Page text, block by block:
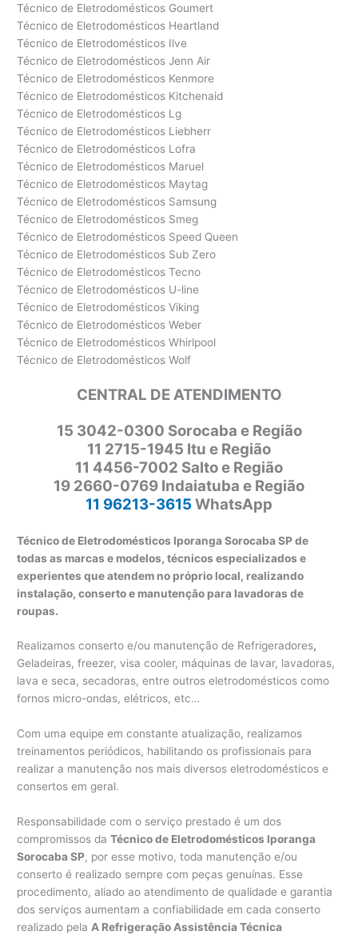
Técnico de Eletrodomésticos Goumert
Técnico de Eletrodomésticos Heartland
Técnico de Eletrodomésticos Ilve
Técnico de Eletrodomésticos Jenn Air
Técnico de Eletrodomésticos Kenmore
Técnico de Eletrodomésticos Kitchenaid
Técnico de Eletrodomésticos Lg
Técnico de Eletrodomésticos Liebherr
Técnico de Eletrodomésticos Lofra
Técnico de Eletrodomésticos Maruel
Técnico de Eletrodomésticos Maytag
Técnico de Eletrodomésticos Samsung
Técnico de Eletrodomésticos Smeg
Técnico de Eletrodomésticos Speed Queen
Técnico de Eletrodomésticos Sub Zero
Técnico de Eletrodomésticos Tecno
Técnico de Eletrodomésticos U-line
Técnico de Eletrodomésticos Viking
Técnico de Eletrodomésticos Weber
Técnico de Eletrodomésticos Whirlpool
Técnico de Eletrodomésticos Wolf
CENTRAL DE ATENDIMENTO
15 3042-0300 Sorocaba e Região
11 2715-1945 Itu e Região
11 4456-7002 Salto e Região
19 2660-0769 Indaiatuba e Região
11 96213-3615 WhatsApp
Técnico de Eletrodomésticos Iporanga Sorocaba SP de
todas as marcas e modelos, técnicos especializados e
experientes que atendem no próprio local, realizando
instalação, conserto e manutenção para lavadoras de
roupas.
Realizamos conserto e/ou manutenção de Refrigeradores,
Geladeiras, freezer, visa cooler, máquinas de lavar, lavadoras,
lava e seca, secadoras, entre outros eletrodomésticos como
fornos micro-ondas, elétricos, etc…
Com uma equipe em constante atualização, realizamos
treinamentos periódicos, habilitando os profissionais para
realizar a manutenção nos mais diversos eletrodomésticos e
consertos em geral.
Responsabilidade com o serviço prestado é um dos
compromissos daTécnico de Eletrodomésticos Iporanga
Sorocaba SP, por esse motivo, toda manutenção e/ou
conserto é realizado sempre com peças genuínas. Esse
procedimento, aliado ao atendimento de qualidade e garantia
dos serviços aumentam a confiabilidade em cada conserto
realizado pela A Refrigeração Assistência Técnica